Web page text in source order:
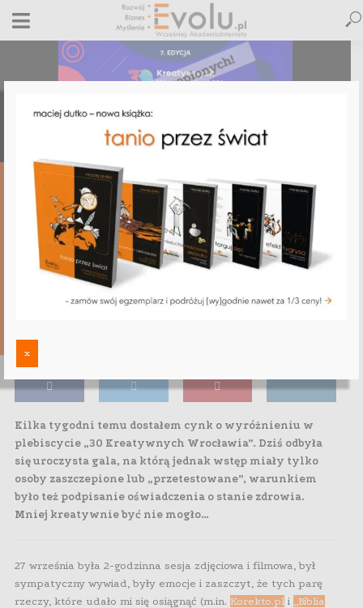
WOLNOŚĆ
„30 Kreatywnych Wrocławia” – tylko
dla zaszczepionych. Dutko: „Nie,
dziękuję!”
4 listopada 2021 7 komentarzy
Kilka tygodni temu dostałem cynk o wyróżnieniu w
plebiscycie „30 Kreatywnych Wrocławia”. Dziś odbyła
się uroczysta gala, na którą jednak wstęp miały tylko
osoby zaszczepione lub „przetestowane”, warunkiem
było też podpisanie oświadczenia o stanie zdrowia.
Mniej kreatywnie być nie mogło…
27 września była 2-godzinna sesja zdjęciowa i filmowa, był
sympatyczny wywiad, były emocje i zaszczyt, że tych parę
rzeczy, które udało mi się osiągnąć (m.in. Korekto.pl i „Biblia
x